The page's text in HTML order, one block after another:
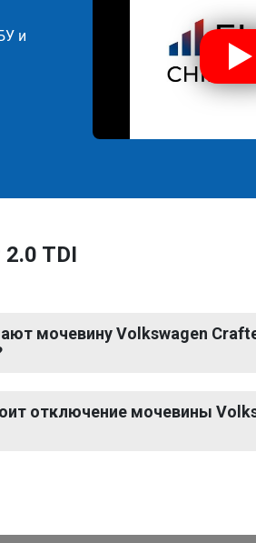
и
TDI
мочевину Volkswagen
отключение мочевины